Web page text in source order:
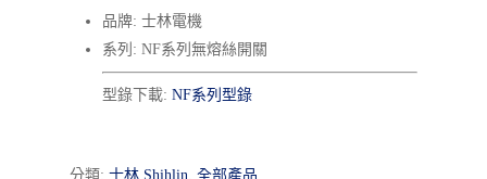
品牌: 士林電機
系列: NF系列無熔絲開關
型錄下載: NF系列型錄
分類: 士林 Shihlin, 全部產品